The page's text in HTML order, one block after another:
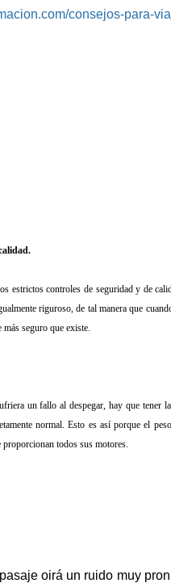
consejos-para-
estrictos controles de seguridad y de
riguroso, de tal manera que
seguro que existe.
un fallo al despegar, hay que tener
normal. Esto es así porque el
todos sus motores.
oirá un ruido muy